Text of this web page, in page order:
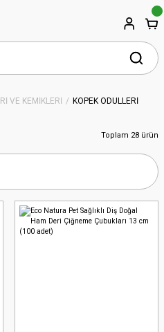
VE KEMİKLERİ KÖPEK ÖDÜLLERİ
Toplam 28 ürün